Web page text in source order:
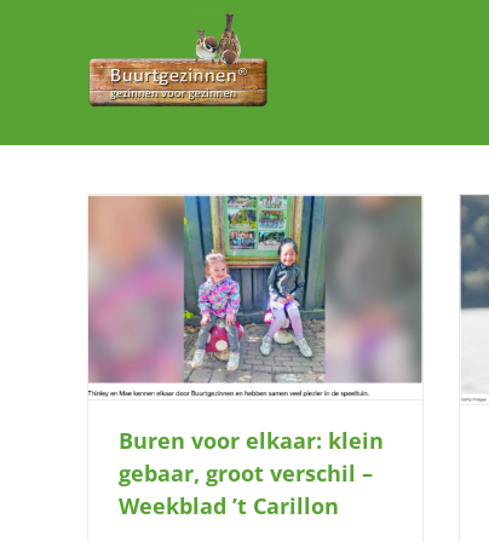
Buren voor elkaar: klein
gebaar, groot verschil –
Weekblad ’t Carillon
Eenoudergezin: ‘Niet slechter of beter,
maar gewoon anders’ – Ouders van
nu